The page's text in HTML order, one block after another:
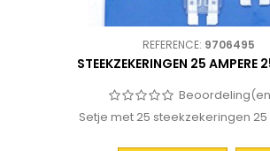
REFERENCE: 9706495
STEEKZEKERINGEN 25 AMPERE
Setje met 25 steekzekeringen